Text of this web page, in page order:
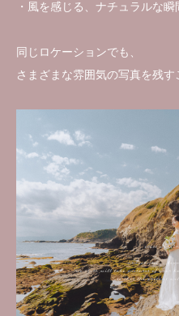
・風を感じる、ナチュラルな瞬
同じロケーションでも、
さまざまな雰囲気の写真を残す